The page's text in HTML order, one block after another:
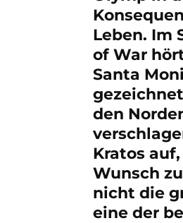
Leben. Im
of War
Santa
den
Kratos
Wunsch
nicht die
eine der